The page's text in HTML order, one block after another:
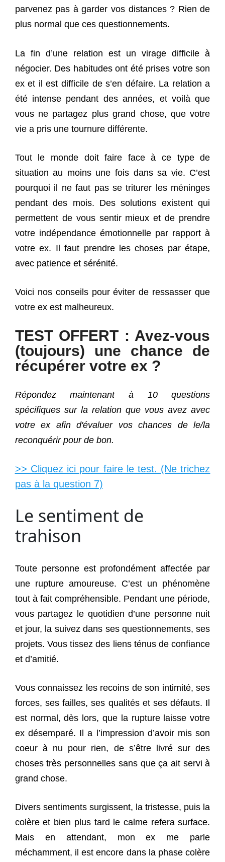
parvenez pas à garder vos distances ? Rien de
plus normal que ces questionnements.
La fin d’une relation est un virage difficile à
négocier. Des habitudes ont été prises votre son
ex et il est difficile de s’en défaire. La relation a
été intense pendant des années, et voilà que
vous ne partagez plus grand chose, que votre
vie a pris une tournure différente.
Tout le monde doit faire face à ce type de
situation au moins une fois dans sa vie. C’est
pourquoi il ne faut pas se triturer les méninges
pendant des mois. Des solutions existent qui
permettent de vous sentir mieux et de prendre
votre indépendance émotionnelle par rapport à
votre ex. Il faut prendre les choses par étape,
avec patience et sérénité.
Voici nos conseils pour éviter de ressasser que
votre ex est malheureux.
TEST OFFERT : Avez-vous
(toujours) une chance de
récupérer votre ex ?
Répondez maintenant à 10 questions
spécifiques sur la relation que vous avez avec
votre ex afin d'évaluer vos chances de le/la
reconquérir pour de bon.
>> Cliquez ici pour faire le test. (Ne trichez
pas à la question 7)
Le sentiment de
trahison
Toute personne est profondément affectée par
une rupture amoureuse. C’est un phénomène
tout à fait compréhensible. Pendant une période,
vous partagez le quotidien d’une personne nuit
et jour, la suivez dans ses questionnements, ses
projets. Vous tissez des liens ténus de confiance
et d’amitié.
Vous connaissez les recoins de son intimité, ses
forces, ses failles, ses qualités et ses défauts. Il
est normal, dès lors, que la rupture laisse votre
ex désemparé. Il a l’impression d’avoir mis son
coeur à nu pour rien, de s’être livré sur des
choses très personnelles sans que ça ait servi à
grand chose.
Divers sentiments surgissent, la tristesse, puis la
colère et bien plus tard le calme refera surface.
Mais en attendant, mon ex me parle
méchamment, il est encore dans la phase colère